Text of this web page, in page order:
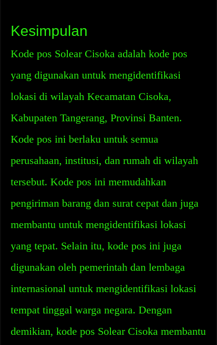
Kesimpulan
Kode pos Solear Cisoka adalah kode pos
yang digunakan untuk mengidentifikasi
lokasi di wilayah Kecamatan Cisoka,
Kabupaten Tangerang, Provinsi Banten.
Kode pos ini berlaku untuk semua
perusahaan, institusi, dan rumah di wilayah
tersebut. Kode pos ini memudahkan
pengiriman barang dan surat cepat dan juga
membantu untuk mengidentifikasi lokasi
yang tepat. Selain itu, kode pos ini juga
digunakan oleh pemerintah dan lembaga
internasional untuk mengidentifikasi lokasi
tempat tinggal warga negara. Dengan
demikian, kode pos Solear Cisoka membantu